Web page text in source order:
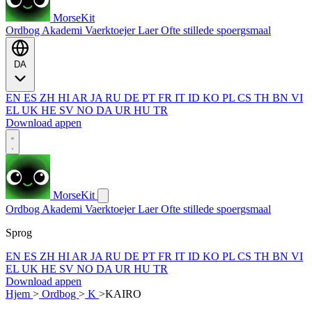
MorseKit
Ordbog Akademi VaerktoejerLaerOfte stillede spoergsmaal
EN ES ZH HI AR JA RU DE PT FR IT ID KO PL CS TH BN VI
EL UK HE SV NO DA UR HU TR
Download appen
MorseKit
Ordbog Akademi VaerktoejerLaerOfte stillede spoergsmaal
Sprog
EN ES ZH HI AR JA RU DE PT FR IT ID KO PL CS TH BN VI
EL UK HE SV NO DA UR HU TR
Download appen
Hjem > Ordbog > K >KAIRO